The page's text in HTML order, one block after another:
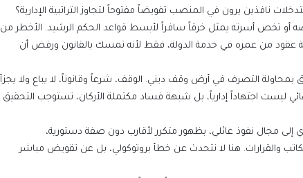
نافذين يرون في المنصب تفويضاً مفتوحاً لتجاوز التراتبية الإدارية؟
تخص أسرته يمثل خرقاً سافراً لأبسط قواعد الحكم الرشيد. الأخطر من
عقود من عمره في خدمة الدولة، فقط لأنه تمسك بالقانون ورفض أن
التصرف في أرض وقف ديني. الوقف، شرعاً وقانوناً، لا يباع ولا يجزأ
ليست اجتهاداً إدارياً، بل شبهة فساد مكتملة الأركان، تستوجب التحقيق
مجال نفوذ عائلي، بظهور متكرر لأقارب دون صفة دستورية،
والقرارات. هنا لا نتحدث عن خطأ بروتوكولي، بل عن تقويض مباشر